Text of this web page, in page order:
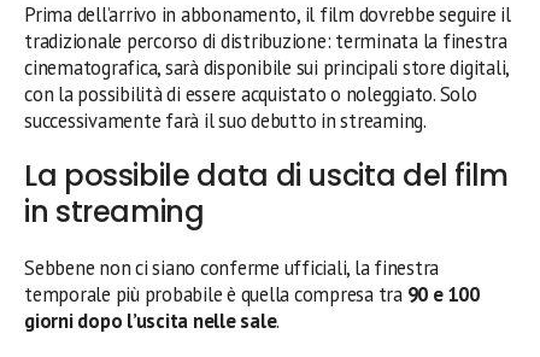
Prima dell’arrivo in abbonamento, il film dovrebbe seguire il
tradizionale percorso di distribuzione: terminata la finestra
cinematografica, sarà disponibile sui principali store digitali,
con la possibilità di essere acquistato o noleggiato. Solo
successivamente farà il suo debutto in streaming.
La possibile data di uscita del film
in streaming
Sebbene non ci siano conferme ufficiali, la finestra
temporale più probabile è quella compresa tra 90 e 100
giorni dopo l’uscita nelle sale.